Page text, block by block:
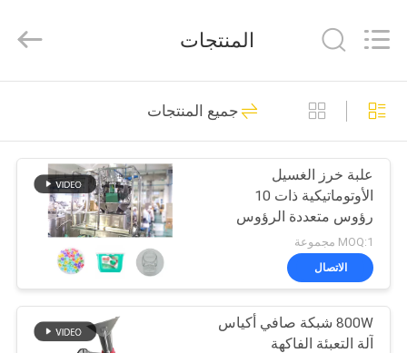
منزل
منتجات
معلومات
جولة
في
EQUIPMENT
Rights
ميزان متعدد الرؤوس
25
آلة تعبئة الوزن متعددة
213
المنتجات
جميع المنتجات
علبة خرز الغسيل
الأوتوماتيكية ذات 10
رؤوس متعددة الرؤوس
يمكن تعبئة الزجاجات
ونظام التعبئة
MOQ:1 مجموعة
الاتصال
800W شبكة صافي أكياس
آلة التعبئة الفاكهة